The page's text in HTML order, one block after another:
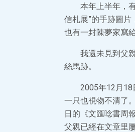
本年上半年，
信札展”的手跡圖
也有一封陳夢家寫
我還未見到父
絲馬跡。
2005年12月18
一只也視物不清了
日的《文匯唸書周
父親已經在文章里